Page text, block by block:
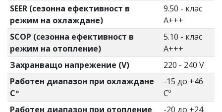
SEER (сезонна ефективност в
режим на охлаждане)
9.50 - клас
А+++
SCOP (сезонна ефективност в
режим на отопление)
5.10 - клас
A+++
Захранващо напрежение (V)
220 - 240 V
Работен диапазон при охлаждане
Cº
-15 до +46
Cº
Работен диапазон при отопление
-20 до +24